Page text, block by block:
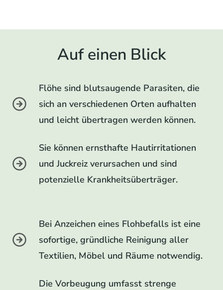
Auf einen Blick
Flöhe sind blutsaugende Parasiten, die
sich an verschiedenen Orten aufhalten
und leicht übertragen werden können.
Sie können ernsthafte Hautirritationen
und Juckreiz verursachen und sind
potenzielle Krankheitsüberträger.
Bei Anzeichen eines Flohbefalls ist eine
sofortige, gründliche Reinigung aller
Textilien, Möbel und Räume notwendig.
Die Vorbeugung umfasst strenge